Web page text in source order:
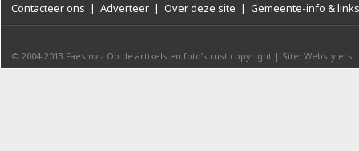
Contacteer ons | Adverteer | Over deze site | Gemeente-info & links
© 2004-2013 Faes nv - Op de artikels en foto’s rust copyright | Site: Webstylers